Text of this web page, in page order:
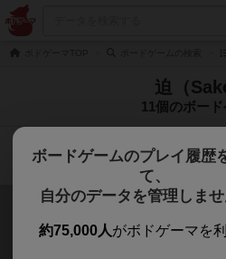
迫（
11個のボード
検索メ
ボードゲームのプレイ履歴
て、
自分のデータを管理しませ
約75,000人がボドゲーマを